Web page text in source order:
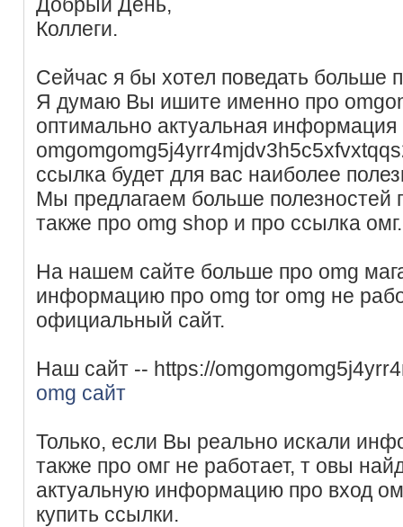
Коллеги.
Сейчас я бы хотел поведать больше
Я думаю Вы ишите именно про
оптимально актуальная информация
ссылка будет для вас наиболее
Мы предлагаем больше полезностей
также про omg shop и про ссылка омг.
На нашем сайте больше про omg
информацию про omg tor omg не
официальный сайт.
Наш сайт -- https://
omg сайт
Только, если Вы реально искали
также про омг не работает, т овы
актуальную информацию про вход
купить ссылки.